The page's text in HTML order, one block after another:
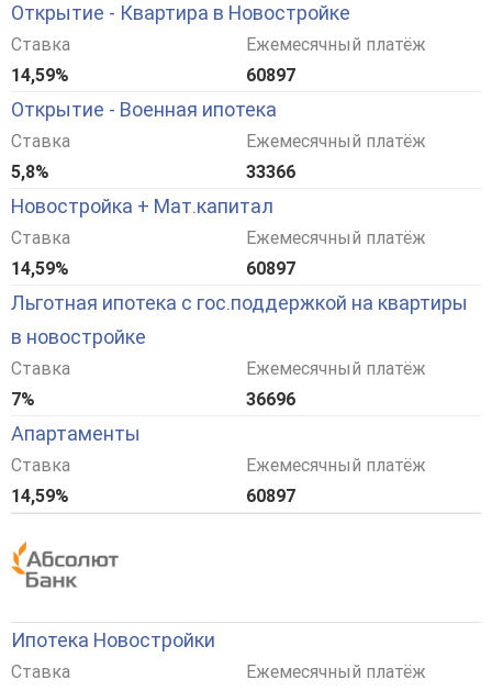
Открытие - Квартира в Новостройке
Ставка
14,59%
Ежемесячный платёж
60897
Открытие - Военная ипотека
Ставка
5,8%
Ежемесячный платёж
33366
Новостройка + Мат.капитал
Ставка
14,59%
Ежемесячный платёж
60897
Льготная ипотека с гос.поддержкой на квартиры
в новостройке
Ставка
7%
Ежемесячный платёж
36696
Апартаменты
Ставка
14,59%
Ежемесячный платёж
60897
Ипотека Новостройки
Ставка
Ежемесячный платёж